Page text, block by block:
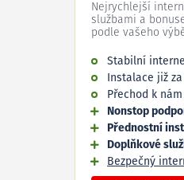
Nejrychlejší
službami a
podle vašeho
Stabilní
Instalace již za
Přechod k
Nonstop
Přednostní
Doplňkové
Bezpečný